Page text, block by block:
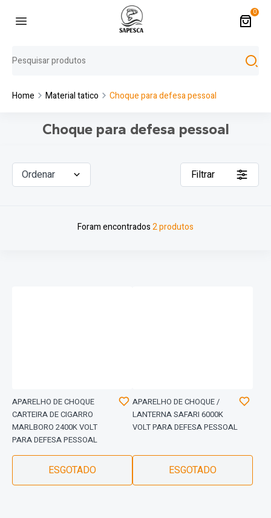
0
Home Material tatico Choque para defesa pessoal
Choque para defesa pessoal
Foram encontrados2 produtos
Filtrar
Ordenar
APARELHO DE CHOQUE
CARTEIRA DE CIGARRO
MARLBORO 2400K VOLT
PARA DEFESA PESSOAL
ESGOTADO
APARELHO DE CHOQUE /
LANTERNA SAFARI 6000K
VOLT PARA DEFESA PESSOAL
ESGOTADO